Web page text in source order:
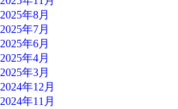
2025年8月
2025年7月
2025年6月
2025年4月
2025年3月
2024年12月
2024年11月